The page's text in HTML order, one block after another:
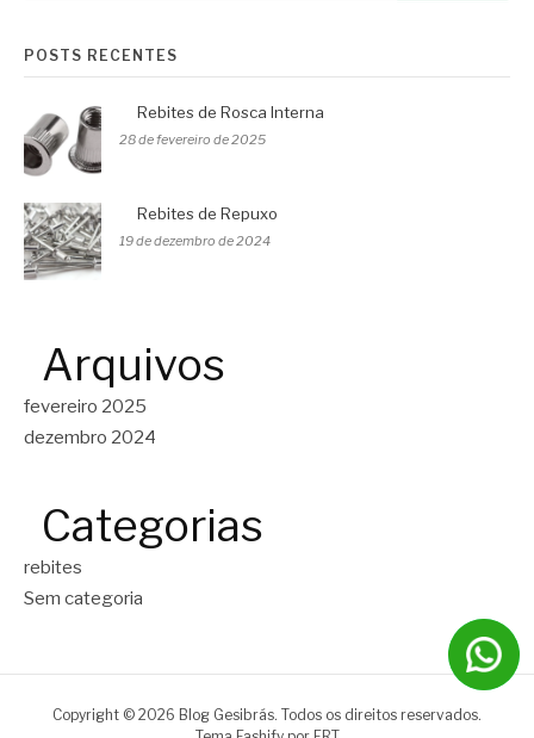
POSTS RECENTES
Rebites de Rosca Interna
28 de fevereiro de 2025
Rebites de Repuxo
19 de dezembro de 2024
Arquivos
fevereiro 2025
dezembro 2024
Categorias
rebites
Sem categoria
Copyright © 2026 Blog Gesibrás. Todos os direitos reservados.